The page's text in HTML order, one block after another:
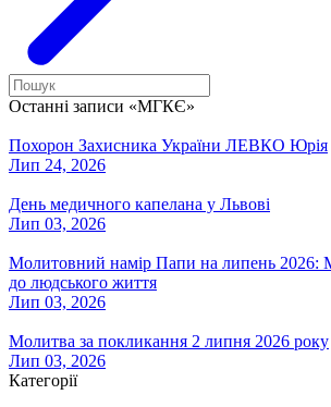
Останні записи «МГКЄ»
Похорон Захисника України ЛЕВКО Юрія
Лип 24, 2026
День медичного капелана у Львові
Лип 03, 2026
Молитовний намір Папи на липень 2026:
до людського життя
Лип 03, 2026
Молитва за покликання 2 липня 2026 року
Лип 03, 2026
Категорії